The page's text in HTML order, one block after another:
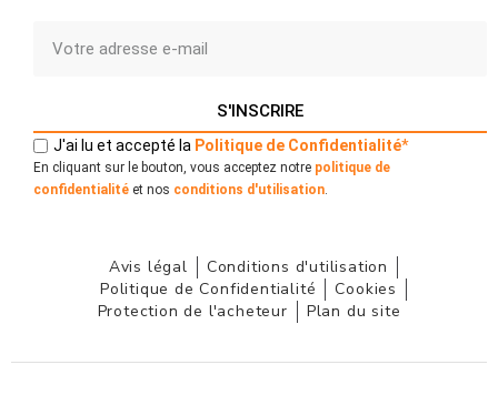
S'INSCRIRE
J'ai lu et accepté la Politique de Confidentialité*
En cliquant sur le bouton, vous acceptez notre politique de
confidentialité et nos conditions d'utilisation.
Avis légal
Conditions d'utilisation
Politique de Confidentialité
Cookies
Protection de l'acheteur
Plan du site